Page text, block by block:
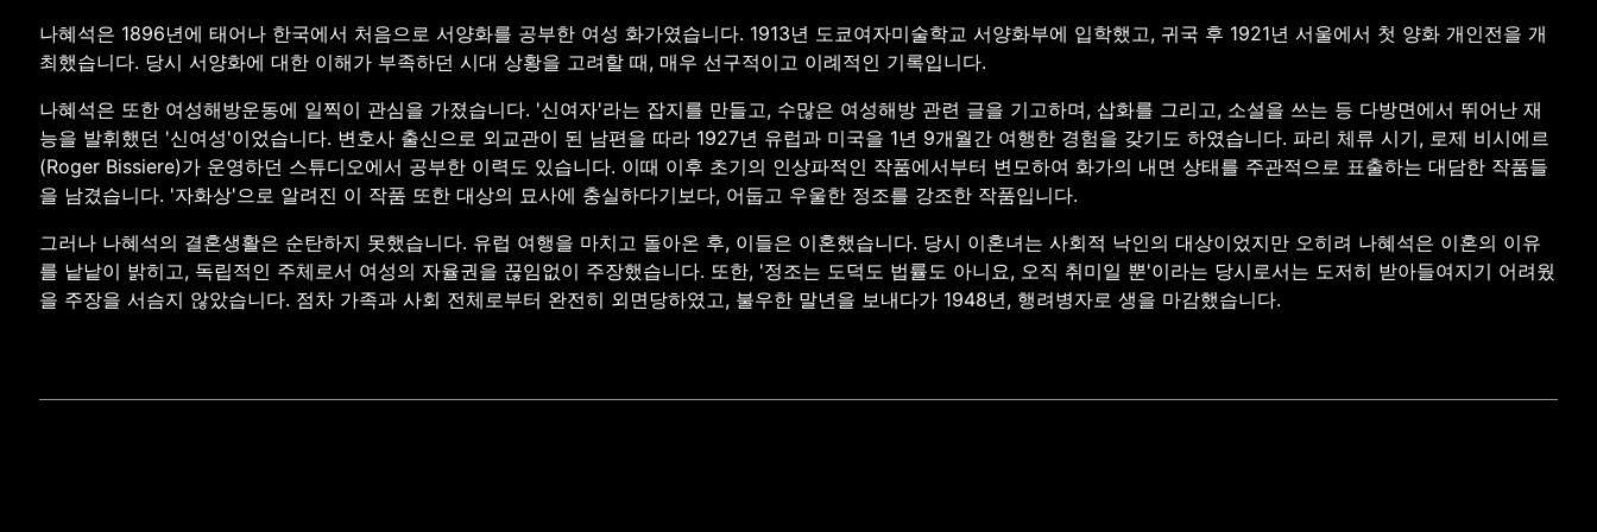
나혜석은 1896년에 태어나 한국에서 처음으로 서양화를 공부한 여성 화가였습니다. 1913년 도쿄여자미술학교 서양화부에 입학했고, 귀국 후 1921년 서울에서 첫 양화 개인전을 개
최했습니다. 당시 서양화에 대한 이해가 부족하던 시대 상황을 고려할 때, 매우 선구적이고 이례적인 기록입니다.
나혜석은 또한 여성해방운동에 일찍이 관심을 가졌습니다. '신여자'라는 잡지를 만들고, 수많은 여성해방 관련 글을 기고하며, 삽화를 그리고, 소설을 쓰는 등 다방면에서 뛰어난 재
능을 발휘했던 '신여성'이었습니다. 변호사 출신으로 외교관이 된 남편을 따라 1927년 유럽과 미국을 1년 9개월간 여행한 경험을 갖기도 하였습니다. 파리 체류 시기, 로제 비시에르
(Roger Bissiere)가 운영하던 스튜디오에서 공부한 이력도 있습니다. 이때 이후 초기의 인상파적인 작품에서부터 변모하여 화가의 내면 상태를 주관적으로 표출하는 대담한 작품들
을 남겼습니다. '자화상'으로 알려진 이 작품 또한 대상의 묘사에 충실하다기보다, 어둡고 우울한 정조를 강조한 작품입니다.
그러나 나혜석의 결혼생활은 순탄하지 못했습니다. 유럽 여행을 마치고 돌아온 후, 이들은 이혼했습니다. 당시 이혼녀는 사회적 낙인의 대상이었지만 오히려 나혜석은 이혼의 이유
를 낱낱이 밝히고, 독립적인 주체로서 여성의 자율권을 끊임없이 주장했습니다. 또한, '정조는 도덕도 법률도 아니요, 오직 취미일 뿐'이라는 당시로서는 도저히 받아들여지기 어려웠
을 주장을 서슴지 않았습니다. 점차 가족과 사회 전체로부터 완전히 외면당하였고, 불우한 말년을 보내다가 1948년, 행려병자로 생을 마감했습니다.